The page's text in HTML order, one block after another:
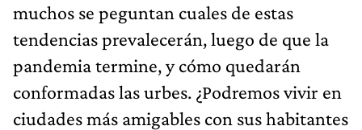
muchos se peguntan cuales de estas
tendencias prevalecerán, luego de que la
pandemia termine, y cómo quedarán
conformadas las urbes. ¿Podremos vivir en
ciudades más amigables con sus habitantes